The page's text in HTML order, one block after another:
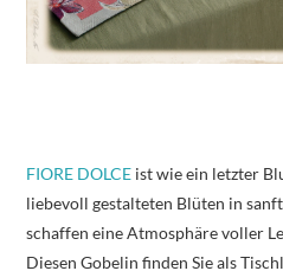
FIORE DOLCE ist wie ein letzter
liebevoll gestalteten Blüten in
schaffen eine Atmosphäre voller
Diesen Gobelin finden Sie als